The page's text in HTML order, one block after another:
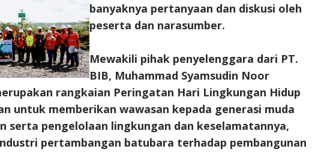
banyaknya pertanyaan dan diskusi oleh
peserta dan narasumber.
Mewakili pihak penyelenggara dari PT.
BIB, Muhammad Syamsudin Noor
rangkaian Peringatan Hari Lingkungan Hidup
untuk memberikan wawasan kepada generasi muda
serta pengelolaan lingkungan dan keselamatannya,
pertambangan batubara terhadap pembangunan